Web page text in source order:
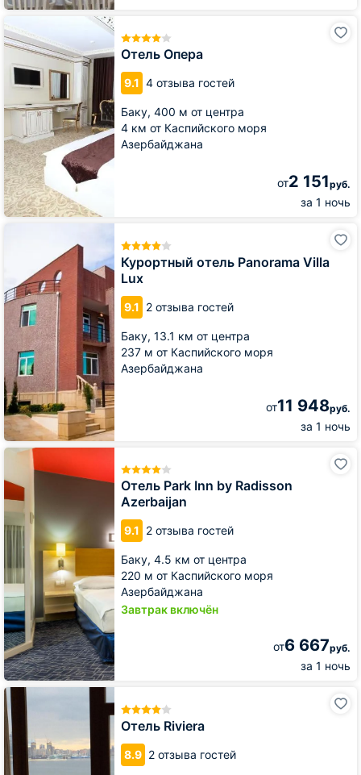
Отель Опера
9.1 4 отзыва гостей
Баку, 400 м от центра
4 км от Каспийского моря
Азербайджана
от2 151руб.
за 1 ночь
Отель
Опера
Курортный отель Panorama Villa
Lux
9.1 2 отзыва гостей
Баку, 13.1 км от центра
237 м от Каспийского моря
Азербайджана
от11 948руб.
за 1 ночь
Lux
Отель Park Inn by Radisson
Azerbaijan
9.1 2 отзыва гостей
Баку, 4.5 км от центра
220 м от Каспийского моря
Азербайджана
Завтрак включён
от6 667руб.
за 1 ночь
Отель
Inn
by
Radisson
Azerbaijan
Отель Riviera
8.9 2 отзыва гостей
Отель
Riviera